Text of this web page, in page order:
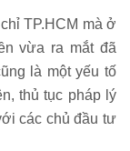
TP.HCM mà ở
vừa ra mắt đã
là một yếu tố
thủ tục pháp lý
các chủ đầu tư